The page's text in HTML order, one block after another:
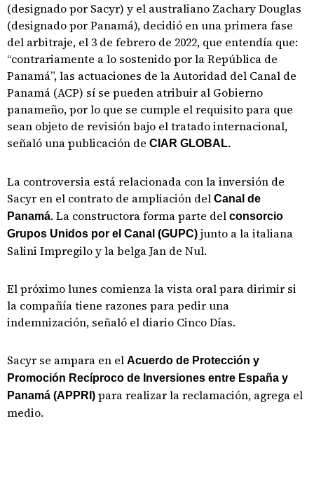
(designado por Sacyr) y el australiano Zachary Douglas
(designado por Panamá), decidió en una primera fase
del arbitraje, el 3 de febrero de 2022, que entendía que:
“contrariamente a lo sostenido por la República de
Panamá”, las actuaciones de la Autoridad del Canal de
Panamá (ACP) sí se pueden atribuir al Gobierno
panameño, por lo que se cumple el requisito para que
sean objeto de revisión bajo el tratado internacional,
señaló una publicación de CIAR GLOBAL.
La controversia está relacionada con la inversión de
Sacyr en el contrato de ampliación del Canal de
Panamá. La constructora forma parte del consorcio
Grupos Unidos por el Canal (GUPC) junto a la italiana
Salini Impregilo y la belga Jan de Nul.
El próximo lunes comienza la vista oral para dirimir si
la compañía tiene razones para pedir una
indemnización, señaló el diario Cinco Días.
Sacyr se ampara en el Acuerdo de Protección y
Promoción Recíproco de Inversiones entre España y
Panamá (APPRI) para realizar la reclamación, agrega el
medio.